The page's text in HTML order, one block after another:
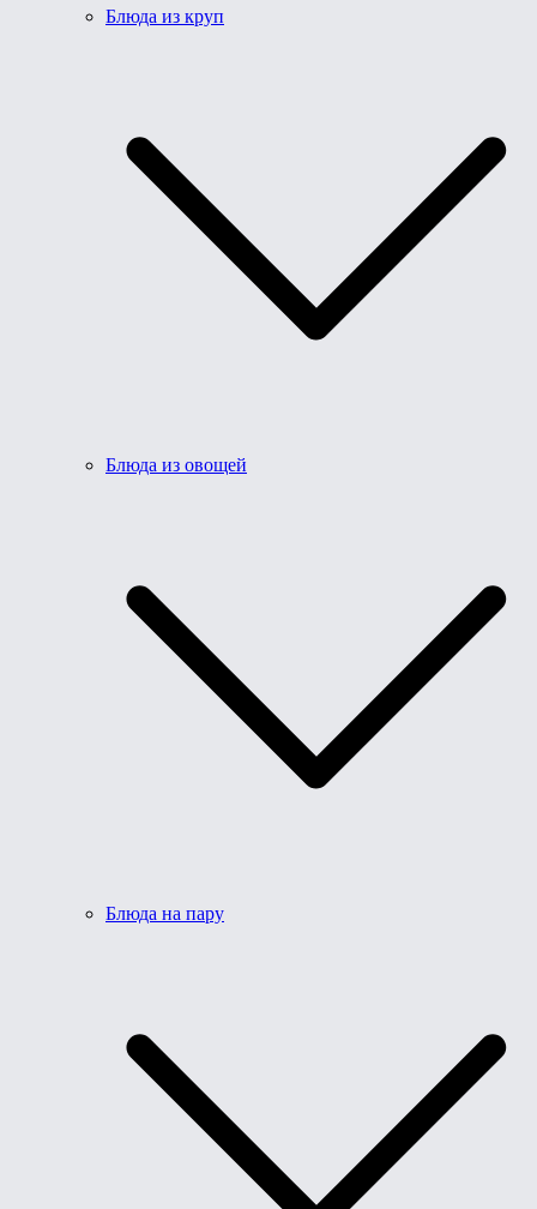
Блюда из круп
Блюда из овощей
Блюда на пару